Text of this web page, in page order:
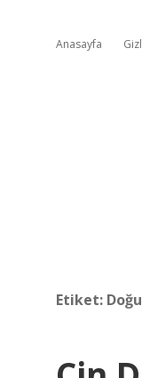
Anasayfa
Etiket: